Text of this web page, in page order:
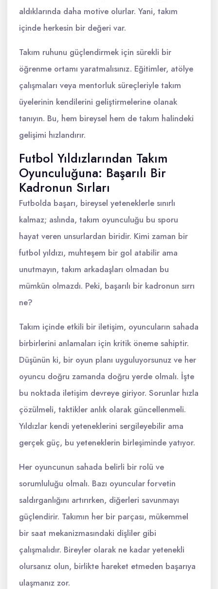
aldıklarında daha motive olurlar. Yani, takım
içinde herkesin bir değeri var.
Takım ruhunu güçlendirmek için sürekli bir
öğrenme ortamı yaratmalısınız. Eğitimler, atölye
çalışmaları veya mentorluk süreçleriyle takım
üyelerinin kendilerini geliştirmelerine olanak
tanıyın. Bu, hem bireysel hem de takım halindeki
gelişimi hızlandırır.
Futbol Yıldızlarından Takım
Oyunculuğuna: Başarılı Bir
Kadronun Sırları
Futbolda başarı, bireysel yeteneklerle sınırlı
kalmaz; aslında, takım oyunculuğu bu sporu
hayat veren unsurlardan biridir. Kimi zaman bir
futbol yıldızı, muhteşem bir gol atabilir ama
unutmayın, takım arkadaşları olmadan bu
mümkün olmazdı. Peki, başarılı bir kadronun sırrı
ne?
Takım içinde etkili bir iletişim, oyuncuların sahada
birbirlerini anlamaları için kritik öneme sahiptir.
Düşünün ki, bir oyun planı uyguluyorsunuz ve her
oyuncu doğru zamanda doğru yerde olmalı. İşte
bu noktada iletişim devreye giriyor. Sorunlar hızla
çözülmeli, taktikler anlık olarak güncellenmeli.
Yıldızlar kendi yeteneklerini sergileyebilir ama
gerçek güç, bu yeteneklerin birleşiminde yatıyor.
Her oyuncunun sahada belirli bir rolü ve
sorumluluğu olmalı. Bazı oyuncular forvetin
saldırganlığını artırırken, diğerleri savunmayı
güçlendirir. Takımın her bir parçası, mükemmel
bir saat mekanizmasındaki dişliler gibi
çalışmalıdır. Bireyler olarak ne kadar yetenekli
olursanız olun, birlikte hareket etmeden başarıya
ulaşmanız zor.